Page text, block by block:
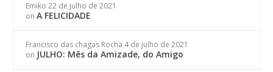
Emiko 22 de julho de 2021
onA FELICIDADE
Francisco das chagas Rocha 4 de julho de 2021
on JULHO: Mês da Amizade, do Amigo